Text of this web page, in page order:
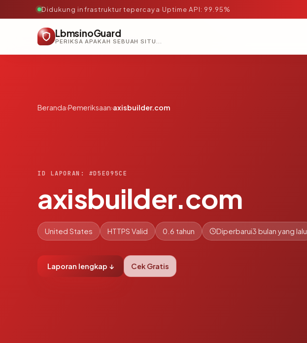
Didukung infrastruktur tepercaya·Uptime API: 99.95%
LbmsinoGuard
PERIKSA APAKAH SEBUAH SITUS AMAN, TEPERCAYA, DAN TERVERIFIKASI DALAM HITUNGAN DETIK.
Beranda›Pemeriksaan›axisbuilder.com
ID LAPORAN: #D5E095CE
axisbuilder.com
United States HTTPS Valid 0.6 tahun Diperbarui3 bulan yang lalu
Laporan lengkap ↓ Cek Gratis